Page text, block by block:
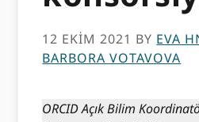
12 EKIM 2021 BY EVA
BARBORA VOTAVOVA
ORCID Açık Bilim